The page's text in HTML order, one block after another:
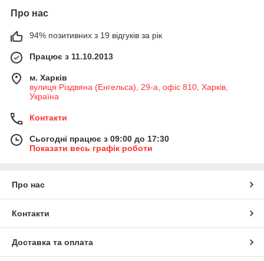
Про нас
94% позитивних з 19 відгуків за рік
Працює з 11.10.2013
м. Харків
вулиця Різдвяна (Енгельса), 29-а, офіс 810, Харків,
Україна
Контакти
Сьогодні працює з 09:00 до 17:30
Показати весь графік роботи
Про нас
Контакти
Доставка та оплата